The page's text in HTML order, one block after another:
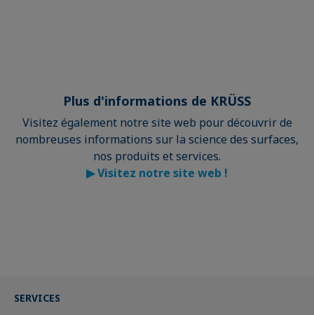
Plus d'informations de KRÜSS
Visitez également notre site web pour découvrir de
nombreuses informations sur la science des surfaces,
nos produits et services.
▶Visitez notre site web !
SERVICES